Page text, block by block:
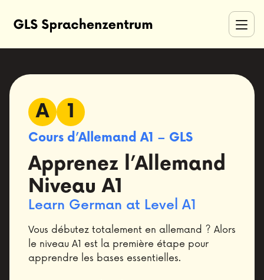
A 1
Cours d’Allemand A1 – GLS
Apprenez l’Allemand
Niveau A1
Learn German at Level A1
Vous débutez totalement en allemand ? Alors
le niveau A1 est la première étape pour
apprendre les bases essentielles.